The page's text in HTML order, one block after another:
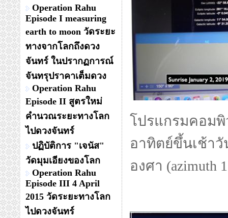
Operation Rahu
Episode I measuring
earth to moon วัดระยะ
ทางจากโลกถึงดวง
จันทร์ ในปรากฏการณ์
จันทรุปราคาเต็มดวง
Operation Rahu
Episode II สูตรใหม่
คำนวณระยะทางโลก
ไปดวงจันทร์
ปฏิบัติการ "เจนัส"
วัดมุมเอียงของโลก
Operation Rahu
Episode III 4 April
2015 วัดระยะทางโลก
ไปดวงจันทร์
โปรแกรมคอมพิ
อาทิตย์ขึ้นเช้าวั
องศา (azimuth